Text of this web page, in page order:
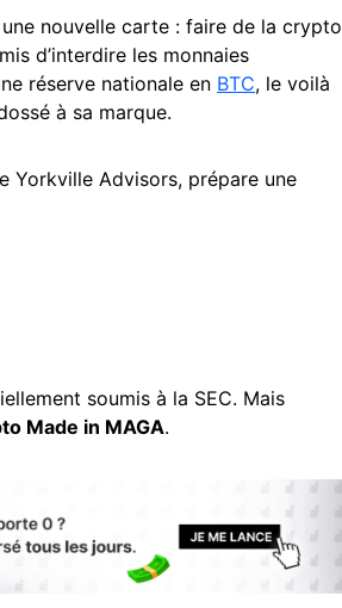
nouvelle carte : faire de la crypto
d’interdire les monnaies
réserve nationale en BTC, le voilà
à sa marque.
Yorkville Advisors, prépare une
soumis à la SEC. Mais
Made in MAGA.